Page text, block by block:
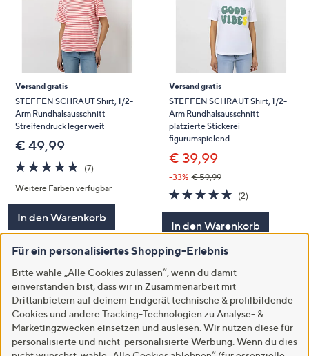
Versand gratis
STEFFEN SCHRAUT Shirt, 1/2-
Arm Rundhalsausschnitt
Streifendruck leger weit
€ 49,99
5.0
von
5
(7)
Weitere Farben verfügbar
In den Warenkorb
Versand gratis
STEFFEN SCHRAUT Shirt, 1/2-
Arm Rundhalsausschnitt
platzierte Stickerei
figurumspielend
€ 39,99
-33% € 59,99
5.0
von
(2)2
In den Warenkorb
Für ein personalisiertes Shopping-Erlebnis
Bitte wähle „Alle Cookies zulassen“, wenn du damit
einverstanden bist, dass wir in Zusammenarbeit mit
Drittanbietern auf deinem Endgerät technische & profilbildende
Cookies und andere Tracking-Technologien zu Analyse- &
Marketingzwecken einsetzen und auslesen. Wir nutzen diese für
personalisierte und nicht-personalisierte Werbung. Wenn du dies